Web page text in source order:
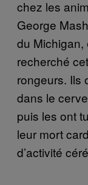
chez les
George
du Michigan,
recherché
rongeurs. Ils
dans le
puis les ont
leur mort
d’activité